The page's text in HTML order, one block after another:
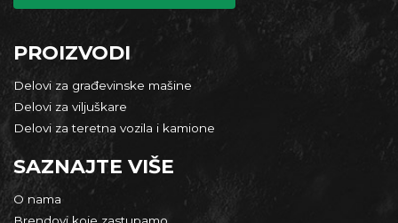
PROIZVODI
Delovi za građevinske mašine
Delovi za viljuškare
Delovi za teretna vozila i kamione
SAZNAJTE VIŠE
O nama